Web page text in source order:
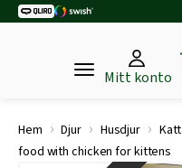
Mitt konto
Hem › Djur › Husdjur › Katt
food with chicken for kittens